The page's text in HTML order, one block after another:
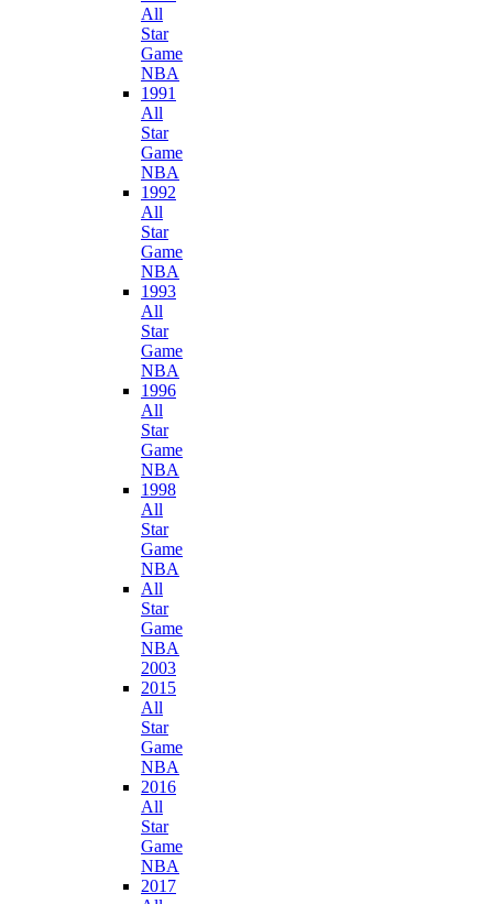
All
Star
Game
NBA
1991
All
Star
Game
NBA
1992
All
Star
Game
NBA
1993
All
Star
Game
NBA
1996
All
Star
Game
NBA
1998
All
Star
Game
NBA
All
Star
Game
NBA
2003
2015
All
Star
Game
NBA
2016
All
Star
Game
NBA
2017